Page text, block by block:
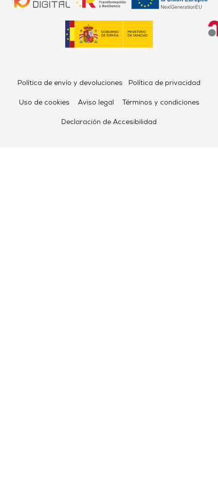
Política de envío y devoluciones Política de privacidad
Uso de cookies Aviso legal Términos y condiciones
Declaración de Accesibilidad